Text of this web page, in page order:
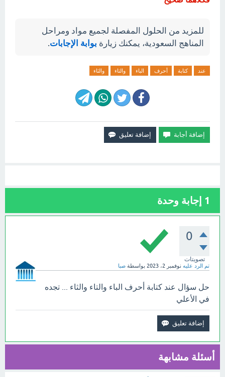
للمزيد من الحلول المفصلة لجميع مواد ومراحل
المناهج السعودية، يمكنك زيارة بوابة الإجابات.
عند كتابة أحرف الباء والتاء والثاء
1 إجابة وحدة
0
تصويتات
تم الرد عليه نوفمبر 2، 2023 بواسطة صبا
حل سؤال عند كتابة أحرف الباء والتاء والثاء ... تجده
في الأعلي
أسئلة مشابهة